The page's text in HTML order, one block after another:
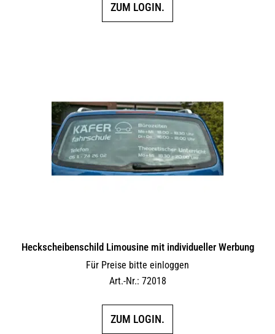
ZUM LOGIN.
Heckscheibenschild Limousine mit individueller Werbung
Für Preise bitte einloggen
Art.-Nr.: 72018
ZUM LOGIN.